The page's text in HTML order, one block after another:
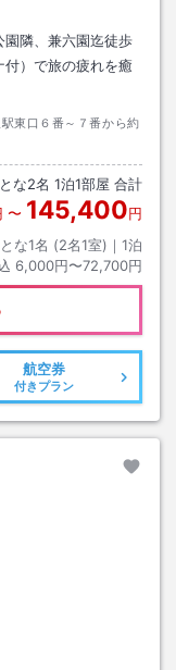
園隣、兼六園迄徒歩
付）で旅の疲れを癒
東口６番～７番から約
な2名 1泊1部屋 合計
〜 145,400円
な1名 (2名1室)｜ 1泊
6,000円〜72,700円
航空券
付きプラン